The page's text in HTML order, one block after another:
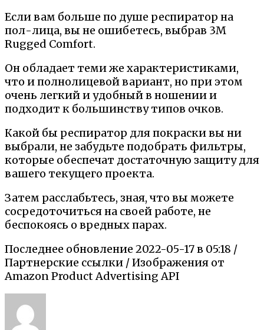
Если вам больше по душе респиратор на
пол-лица, вы не ошибетесь, выбрав 3M
Rugged Comfort.
Он обладает теми же характеристиками,
что и полнолицевой вариант, но при этом
очень легкий и удобный в ношении и
подходит к большинству типов очков.
Какой бы респиратор для покраски вы ни
выбрали, не забудьте подобрать фильтры,
которые обеспечат достаточную защиту для
вашего текущего проекта.
Затем расслабьтесь, зная, что вы можете
сосредоточиться на своей работе, не
беспокоясь о вредных парах.
Последнее обновление 2022-05-17 в 05:18 /
Партнерские ссылки / Изображения от
Amazon Product Advertising API